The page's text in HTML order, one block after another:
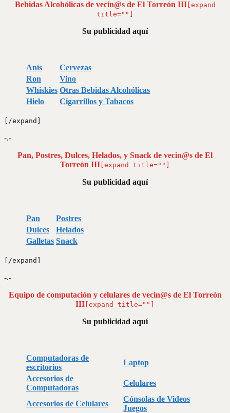
Bebidas Alcohólicas de vecin@s de El Torreón III [expand
title=""]
Su publicidad aquí
Anís
Cervezas
Ron
Vino
Whiskies Otras Bebidas Alcohólicas
Hielo
Cigarrillos y Tabacos
[/expand]
-.-
Pan, Postres, Dulces, Helados, y Snack de vecin@s de El
Torreón III [expand title=""]
Su publicidad aquí
Pan
Postres
Dulces
Helados
Galletas Snack
[/expand]
-.-
Equipo de computación y celulares de vecin@s de El Torreón
III [expand title=""]
Su publicidad aquí
Computadoras de
escritorios
Laptop
Accesorios de
Computadoras
Celulares
Accesorios de Celulares
Cónsolas de Videos
Juegos